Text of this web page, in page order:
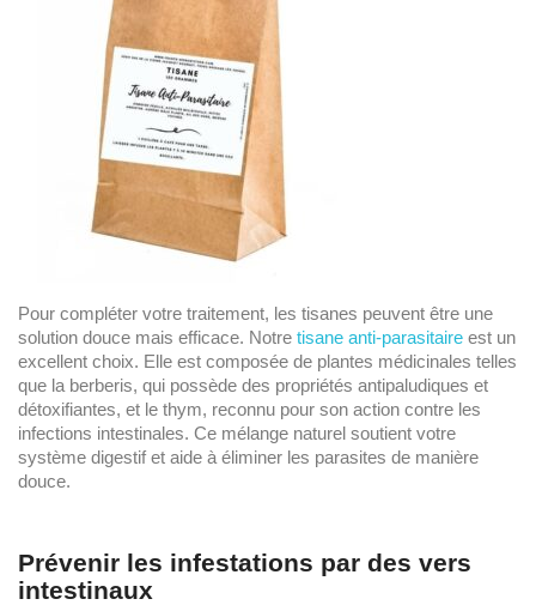
Pour compléter votre traitement, les tisanes peuvent être une
solution douce mais efficace. Notre tisane anti-parasitaire est un
excellent choix. Elle est composée de plantes médicinales telles
que la berberis, qui possède des propriétés antipaludiques et
détoxifiantes, et le thym, reconnu pour son action contre les
infections intestinales. Ce mélange naturel soutient votre
système digestif et aide à éliminer les parasites de manière
douce.
Prévenir les infestations par des vers
intestinaux